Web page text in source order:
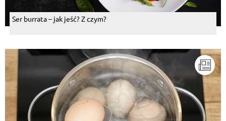
Ser burrata – jak jeść? Z czym?